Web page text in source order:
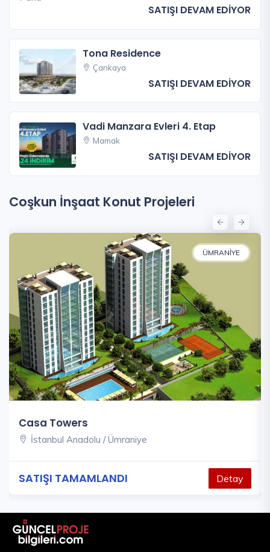
SATIŞI DEVAM EDİYOR
Tona Residence
Çankaya
SATIŞI DEVAM EDİYOR
Vadi Manzara Evleri 4. Etap
Mamak
SATIŞI DEVAM EDİYOR
Coşkun İnşaat Konut Projeleri
ÜMRANIYE
Casa Towers
İstanbul Anadolu / Ümraniye
SATIŞI TAMAMLANDI Detay